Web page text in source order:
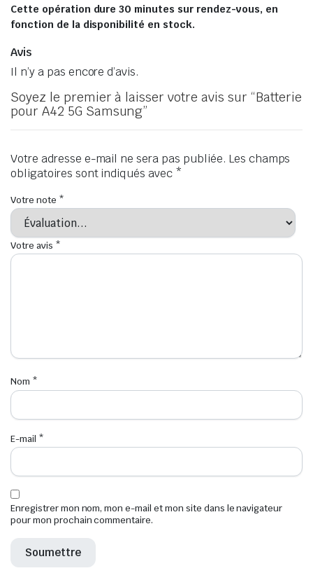
Cette opération dure 30 minutes sur rendez-vous, en
fonction de la disponibilité en stock.
Avis
Il n’y a pas encore d’avis.
Soyez le premier à laisser votre avis sur “Batterie
pour A42 5G Samsung”
Votre adresse e-mail ne sera pas publiée. Les champs
obligatoires sont indiqués avec *
Votre note *
Votre avis *
Nom *
E-mail *
Enregistrer mon nom, mon e-mail et mon site dans le navigateur
pour mon prochain commentaire.